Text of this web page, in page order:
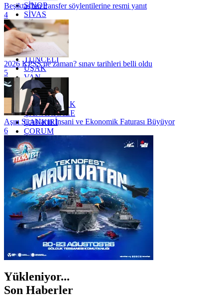
SİNOP
SİVAS
SİİRT
TEKİRDAĞ
TOKAT
TRABZON
TUNCELİ
UŞAK
VAN
YALOVA
YOZGAT
ZONGULDAK
ÇANAKKALE
ÇANKIRI
ÇORUM
İSTANBUL
İZMİR
ŞANLIURFA
ŞIRNAK
Beşiktaş'tan transfer söylentilerine resmi yanıt
4
2026 KPSS ne zaman? sınav tarihleri belli oldu
5
Aşırı Sıcakların İnsani ve Ekonomik Faturası Büyüyor
6
Yükleniyor...
Son Haberler